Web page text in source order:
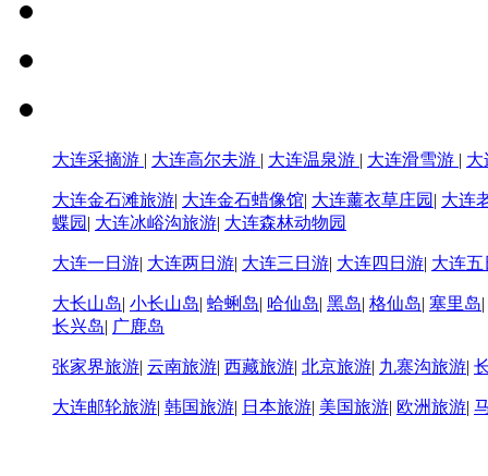
大连采摘游 | 大连高尔夫游 | 大连温泉游 | 大连滑雪游 |
大连金石滩旅游| 大连金石蜡像馆| 大连薰衣草庄园 | 大连
蝶园 | 大连冰峪沟旅游| 大连森林动物园
大连一日游| 大连两日游| 大连三日游| 大连四日游| 大连五
大长山岛| 小长山岛| 蛤蜊岛| 哈仙岛| 黑岛| 格仙岛| 塞里岛|
长兴岛| 广鹿岛
张家界旅游| 云南旅游| 西藏旅游| 北京旅游| 九寨沟旅游|
大连邮轮旅游| 韩国旅游| 日本旅游| 美国旅游| 欧洲旅游|